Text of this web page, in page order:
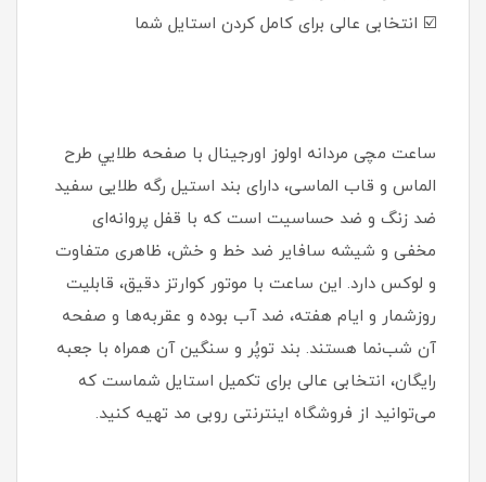
☑️ انتخابی عالی برای کامل کردن استایل شما
ساعت مچی مردانه اولوز اورجینال با صفحه طلايي طرح
الماس و قاب الماسی، دارای بند استیل رگه طلایی سفيد
ضد زنگ و ضد حساسیت است که با قفل پروانه‌ای
مخفی و شیشه سافایر ضد خط و خش، ظاهری متفاوت
و لوکس دارد. این ساعت با موتور کوارتز دقیق، قابلیت
روزشمار و ایام هفته، ضد آب بوده و عقربه‌ها و صفحه
آن شب‌نما هستند. بند توپُر و سنگین آن همراه با جعبه
رایگان، انتخابی عالی برای تکمیل استایل شماست که
می‌توانید از فروشگاه اینترنتی روبی مد تهیه کنید.